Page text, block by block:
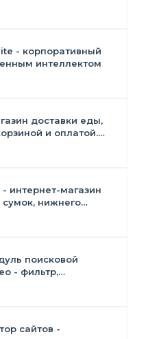
- корпоративный
интеллектом
доставки еды,
и оплатой.
- интернет-магазин
нижнего
поисковой
- фильтр,
сайтов -